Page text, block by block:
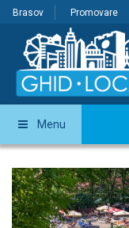
Brasov Promovare
Menu